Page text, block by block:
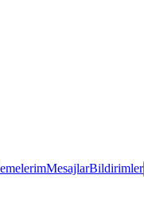
MesajlarBildirimler